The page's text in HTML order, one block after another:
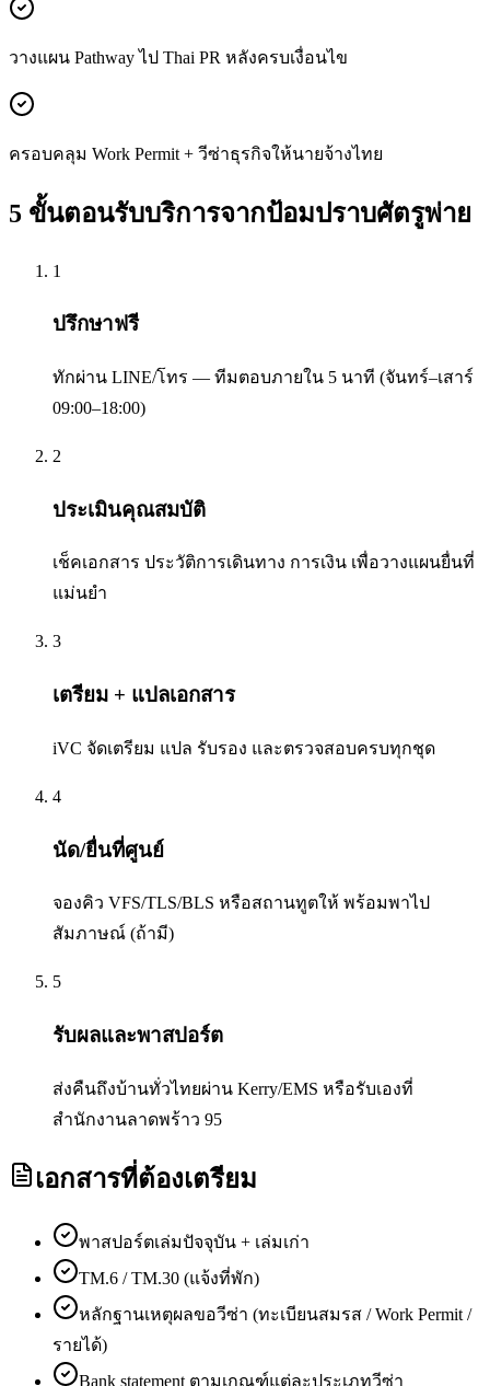
วางแผน Pathway ไป Thai PR หลังครบเงื่อนไข
ครอบคลุม Work Permit + วีซ่าธุรกิจให้นายจ้างไทย
5 ขั้นตอนรับบริการจากป้อมปราบศัตรูพ่าย
1
ปรึกษาฟรี
ทักผ่าน LINE/โทร — ทีมตอบภายใน 5 นาที (จันทร์–เสาร์
09:00–18:00)
2
ประเมินคุณสมบัติ
เช็คเอกสาร ประวัติการเดินทาง การเงิน เพื่อวางแผนยื่นที่
แม่นยำ
3
เตรียม + แปลเอกสาร
iVC จัดเตรียม แปล รับรอง และตรวจสอบครบทุกชุด
4
นัด/ยื่นที่ศูนย์
จองคิว VFS/TLS/BLS หรือสถานทูตให้ พร้อมพาไป
สัมภาษณ์ (ถ้ามี)
5
รับผลและพาสปอร์ต
ส่งคืนถึงบ้านทั่วไทยผ่าน Kerry/EMS หรือรับเองที่
สำนักงานลาดพร้าว 95
เอกสารที่ต้องเตรียม
พาสปอร์ตเล่มปัจจุบัน + เล่มเก่า
TM.6 / TM.30 (แจ้งที่พัก)
หลักฐานเหตุผลขอวีซ่า (ทะเบียนสมรส / Work Permit /
รายได้)
Bank statement ตามเกณฑ์แต่ละประเภทวีซ่า